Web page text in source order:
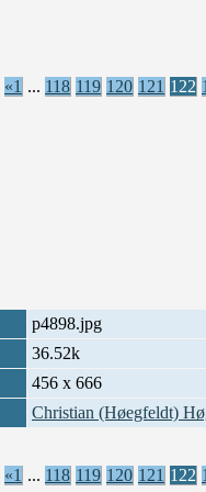
«1 ... 118 119 120 121 122
p4898.jpg
36.52k
456 x 666
Christian (Høegfeldt)
«1 ... 118 119 120 121 122